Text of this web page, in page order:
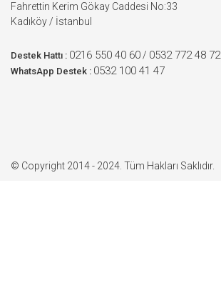
Fahrettin Kerim Gökay Caddesi No:33
Kadıköy / İstanbul
Destek Hattı : 0216 550 40 60 / 0532 772 48 72
WhatsApp Destek : 0532 100 41 47
© Copyright 2014 - 2024. Tüm Hakları Saklıdır.